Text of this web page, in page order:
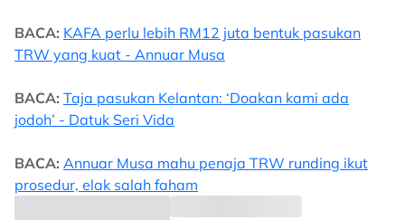
BACA: KAFA perlu lebih RM12 juta bentuk pasukan
TRW yang kuat - Annuar Musa
BACA: Taja pasukan Kelantan: ‘Doakan kami ada
jodoh’ - Datuk Seri Vida
BACA: Annuar Musa mahu penaja TRW runding ikut
prosedur, elak salah faham